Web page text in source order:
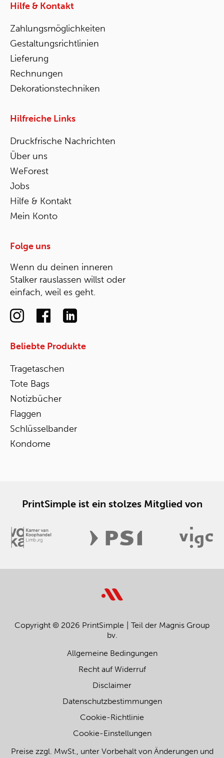
Hilfe & Kontakt
Zahlungsmöglichkeiten
Gestaltungsrichtlinien
Lieferung
Rechnungen
Dekorationstechniken
Hilfreiche Links
Druckfrische Nachrichten
Über uns
WeForest
Jobs
Hilfe & Kontakt
Mein Konto
Folge uns
Wenn du deinen inneren
Stalker rauslassen willst oder
einfach, weil es geht.
Beliebte Produkte
Tragetaschen
Tote Bags
Notizbücher
Flaggen
Schlüsselbander
Kondome
PrintSimple ist ein stolzes Mitglied von
Copyright © 2026 PrintSimple
Teil der Magnis Group
bv.
Allgemeine Bedingungen
Recht auf Widerruf
Disclaimer
Datenschutzbestimmungen
Cookie-Richtlinie
Cookie-Einstellungen
Preise zzgl. MwSt., unter Vorbehalt von Änderungen und